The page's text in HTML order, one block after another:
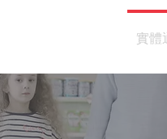
實體